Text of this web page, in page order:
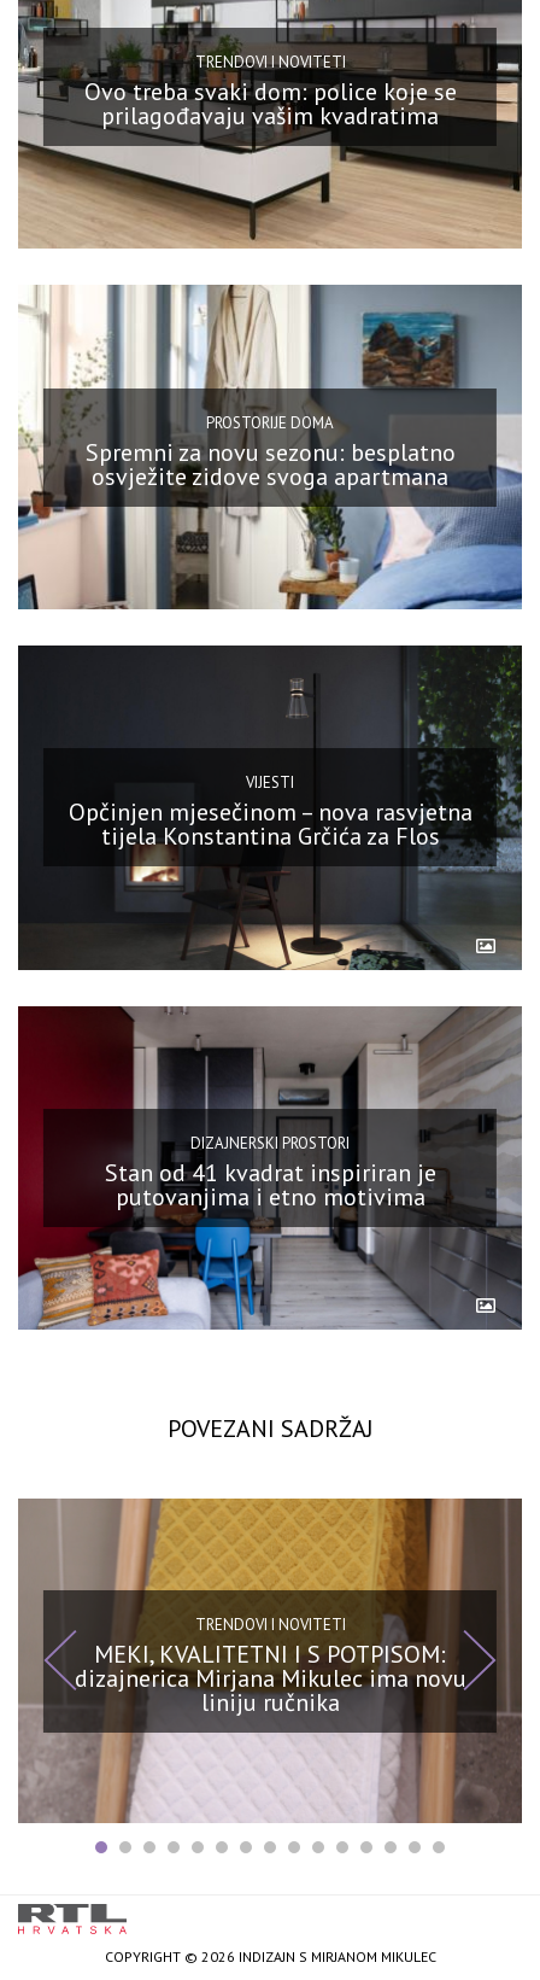
TRENDOVI I NOVITETI
Ovo treba svaki dom: police koje se
prilagođavaju vašim kvadratima
PROSTORIJE DOMA
Spremni za novu sezonu: besplatno
osvježite zidove svoga apartmana
VIJESTI
Opčinjen mjesečinom – nova rasvjetna
tijela Konstantina Grčića za Flos
DIZAJNERSKI PROSTORI
Stan od 41 kvadrat inspiriran je
putovanjima i etno motivima
POVEZANI SADRŽAJ
TRENDOVI I NOVITETI
MEKI, KVALITETNI I S POTPISOM:
dizajnerica Mirjana Mikulec ima novu
liniju ručnika
COPYRIGHT © 2026 INDIZAJN S MIRJANOM MIKULEC